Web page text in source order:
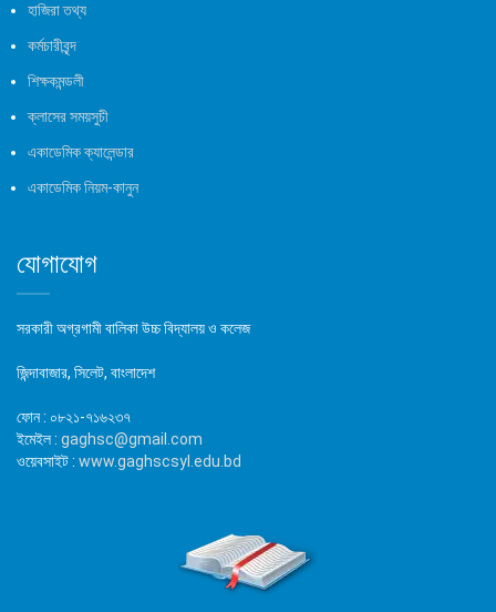
হাজিরা তথ্য
কর্মচারীবৃন্দ
শিক্ষকমন্ডলী
ক্লাসের সময়সুচী
একাডেমিক ক্যালেন্ডার
একাডেমিক নিয়ম-কানুন
যোগাযোগ
সরকারী অগ্রগামী বালিকা উচ্চ বিদ্যালয় ও কলেজ
জিন্দাবাজার, সিলেট, বাংলাদেশ
ফোন : ০৮২১-৭১৬২৩৭
ইমেইল : gaghsc@gmail.com
ওয়েবসাইট : www.gaghscsyl.edu.bd